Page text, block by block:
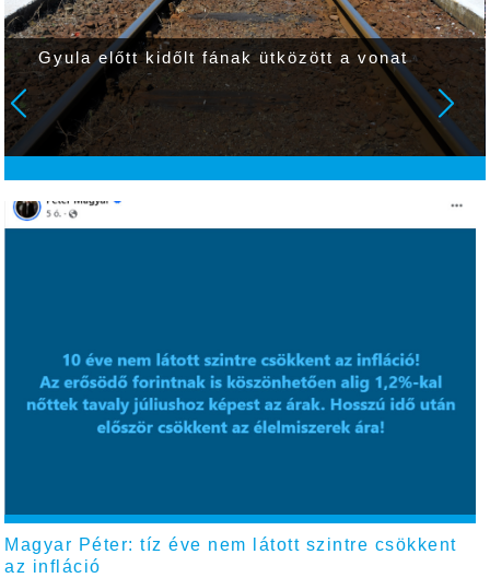
Gyula előtt kidőlt fának ütközött a vonat
Magyar Péter: tíz éve nem látott szintre csökkent
az infláció